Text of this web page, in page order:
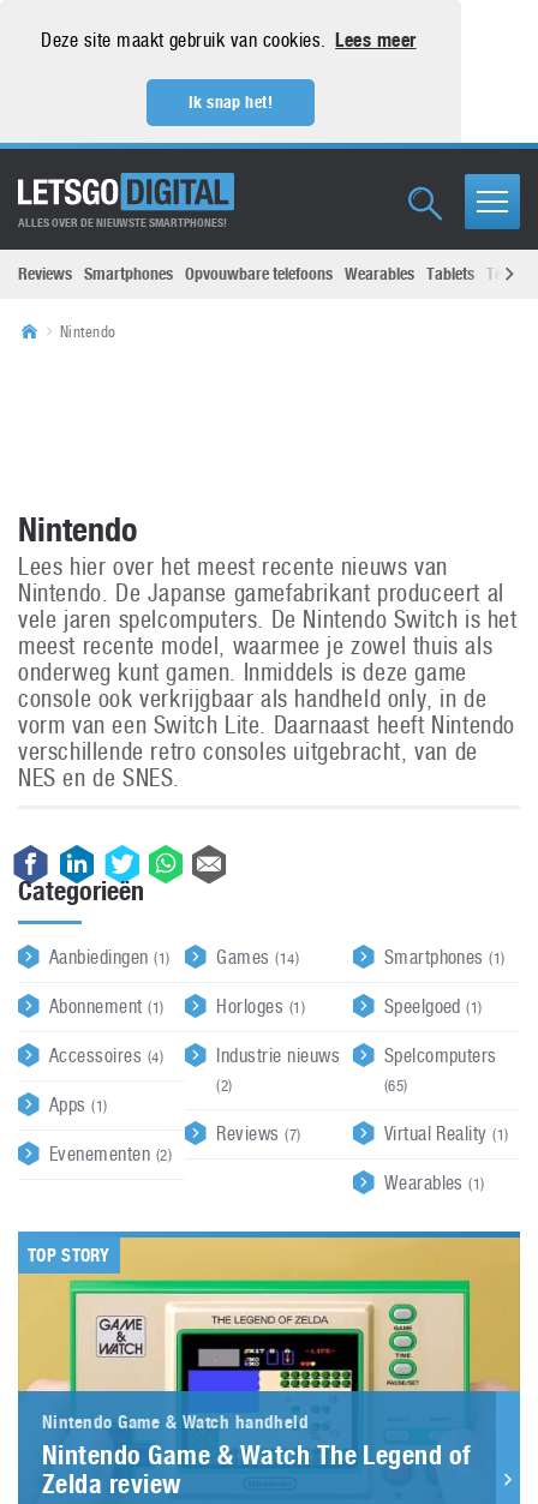
Deze site maakt gebruik van cookies. Lees meer
Ik snap het!
ALLES OVER DE NIEUWSTE SMARTPHONES!
Reviews Smartphones Opvouwbare telefoons Wearables Tablets
Nintendo
Nintendo
Lees hier over het meest recente nieuws van
Nintendo. De Japanse gamefabrikant produceert al
vele jaren spelcomputers. De Nintendo Switch is het
meest recente model, waarmee je zowel thuis als
onderweg kunt gamen. Inmiddels is deze game
console ook verkrijgbaar als handheld only, in de
vorm van een Switch Lite. Daarnaast heeft Nintendo
verschillende retro consoles uitgebracht, van de
NES en de SNES.
Categorieën
Aanbiedingen(1)
Abonnement(1)
Accessoires (4)
Apps(1)
Evenementen (2)
Games(14)
Horloges (1)
Industrie nieuws
(2)
Reviews(7)
Smartphones(1)
Speelgoed(1)
Spelcomputers
(65)
Virtual Reality(1)
Wearables(1)
TOP STORY
Nintendo Game & Watch handheld
Nintendo Game & Watch The Legend of
Zelda review